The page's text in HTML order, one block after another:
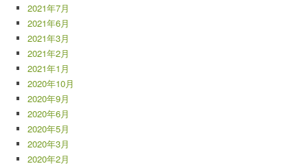
2021年7月
2021年6月
2021年3月
2021年2月
2021年1月
2020年10月
2020年9月
2020年6月
2020年5月
2020年3月
2020年2月